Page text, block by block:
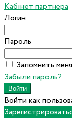
Кабінет партнера
Логин
Пароль
Запомнить меня
Забыли пароль?
Войти как